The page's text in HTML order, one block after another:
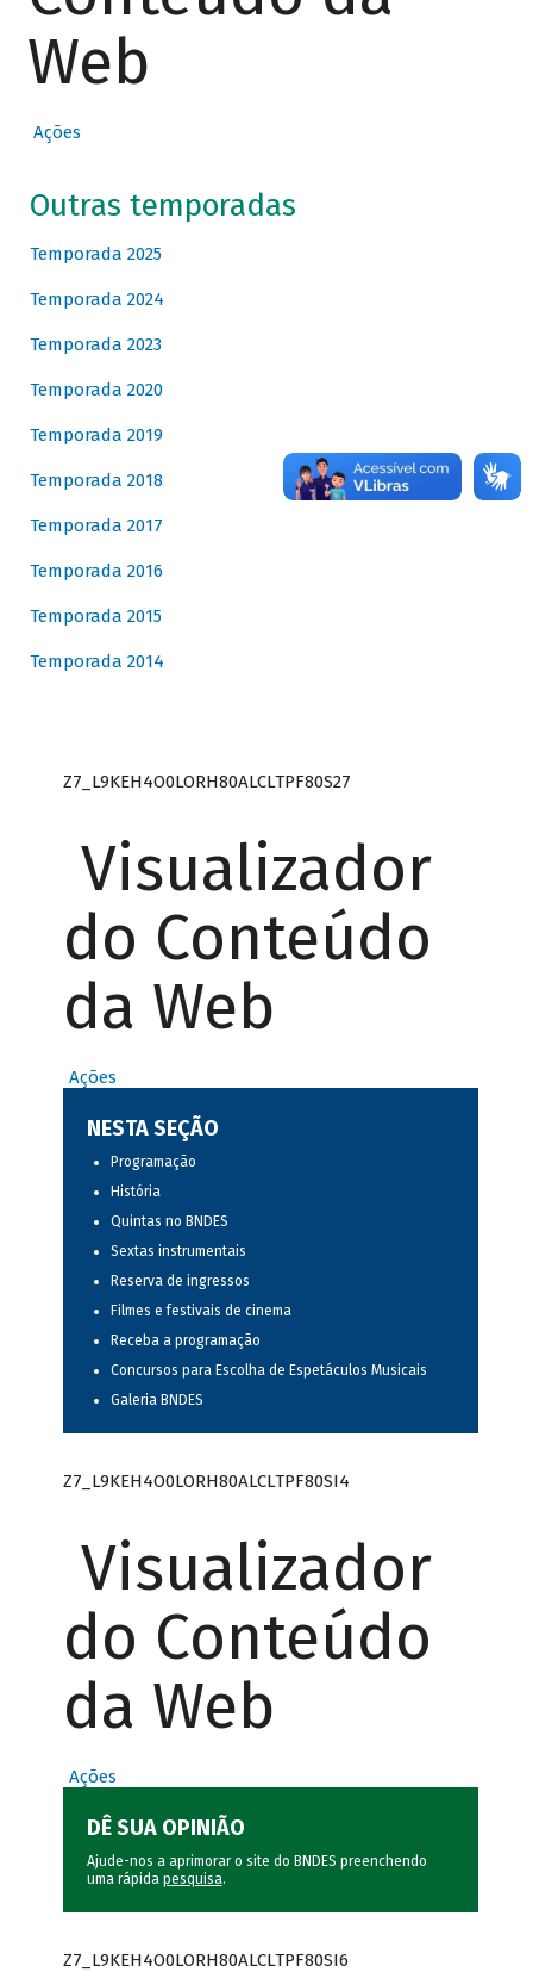
Web
Ações
Outras temporadas
Temporada 2025
Temporada 2024
Temporada 2023
Temporada 2020
Temporada 2019
Temporada 2018
Temporada 2017
Temporada 2016
Temporada 2015
Temporada 2014
Z7_L9KEH4O0LORH80ALCLTPF80S27
Visualizador
do Conteúdo
da Web
Ações
NESTA SEÇÃO
Programação
História
Quintas no BNDES
Sextas instrumentais
Reserva de ingressos
Filmes e festivais de cinema
Receba a programação
Concursos para Escolha de Espetáculos Musicais
Galeria BNDES
Z7_L9KEH4O0LORH80ALCLTPF80SI4
Visualizador
do Conteúdo
da Web
Ações
DÊ SUA OPINIÃO
Ajude-nos a aprimorar o site do BNDES preenchendo
uma rápida pesquisa.
Z7_L9KEH4O0LORH80ALCLTPF80SI6